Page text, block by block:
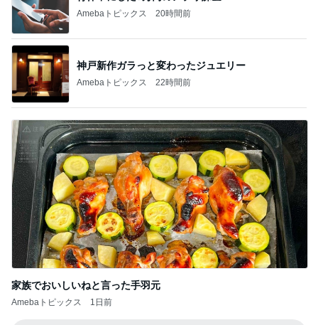
Amebaトピックス 20時間前
神戸新作ガラっと変わったジュエリー
Amebaトピックス 22時間前
家族でおいしいねと言った手羽元
Amebaトピックス 1日前